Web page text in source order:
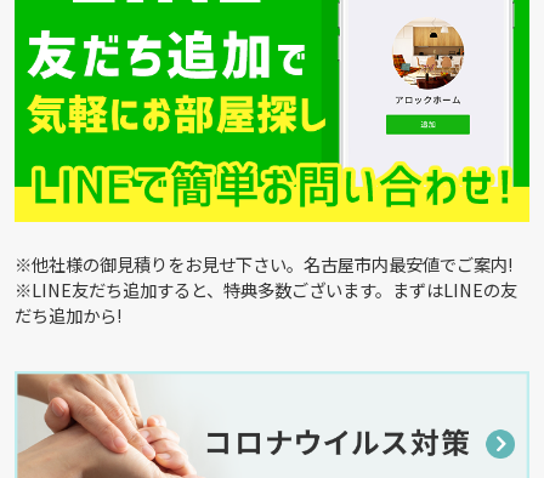
※他社様の御見積りをお見せ下さい。名古屋市内最安値でご案内!
※LINE友だち追加すると、特典多数ございます。まずはLINEの友
だち追加から!